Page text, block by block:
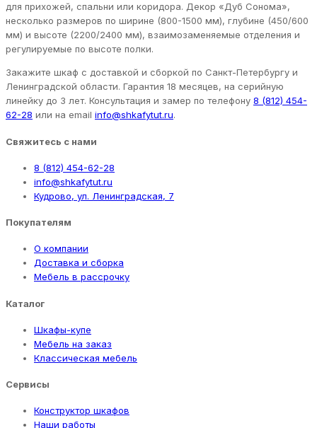
для прихожей, спальни или коридора. Декор «Дуб Сонома»,
несколько размеров по ширине (800-1500 мм), глубине (450/600
мм) и высоте (2200/2400 мм), взаимозаменяемые отделения и
регулируемые по высоте полки.
Закажите шкаф с доставкой и сборкой по Санкт-Петербургу и
Ленинградской области. Гарантия 18 месяцев, на серийную
линейку до 3 лет. Консультация и замер по телефону 8 (812) 454-
62-28 или на email info@shkafytut.ru.
Свяжитесь с нами
8 (812) 454-62-28
info@shkafytut.ru
Кудрово, ул. Ленинградская, 7
Покупателям
О компании
Доставка и сборка
Мебель в рассрочку
Каталог
Шкафы-купе
Мебель на заказ
Классическая мебель
Сервисы
Конструктор шкафов
Наши работы